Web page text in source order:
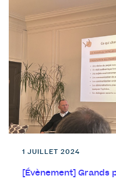
1 JUILLET 2024
[Évènement]